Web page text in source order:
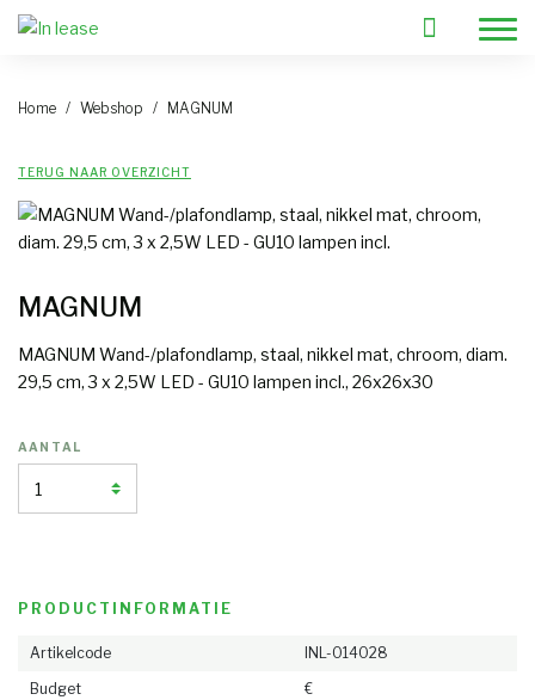
Huurformules
Contact
Prijzen
Waarom meubels huren
NL DE EN FR
Home Webshop MAGNUM
TERUG NAAR OVERZICHT
MAGNUM
MAGNUM Wand-/plafondlamp, staal, nikkel mat, chroom, diam.
29,5 cm, 3 x 2,5W LED - GU10 lampen incl., 26x26x30
AANTAL
PRODUCTINFORMATIE
Artikelcode
INL-014028
Budget
€